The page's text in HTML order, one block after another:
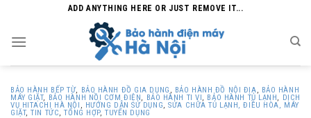
content
ADD ANYTHING HERE OR JUST REMOVE IT...
BẢO HÀNH BẾP TỪ, BẢO HÀNH ĐỒ GIA DỤNG , BẢO HÀNH ĐỒ NỘI ĐỊA, BẢO HÀNH
MÁY GIẶT, BẢO HÀNH NỒI CƠM ĐIỆN, BẢO HÀNH TI VI, BẢO HÀNH TỦ LẠNH, DỊCH
VỤ HITACHI HÀ NỘI , HƯỚNG DẪN SỬ DỤNG,SỬA CHỮA TỦ LẠNH, ĐIỀU HÒA, MÁY
GIẶT,TIN TỨC,TỔNG HỢP,TUYỂN DỤNG